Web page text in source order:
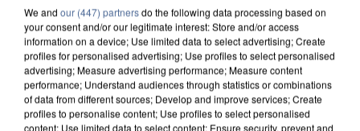
We and our (447) partnersdo the following data processing based on
your consent and/or our legitimate interest: Store and/or access
information on a device; Use limited data to select advertising; Create
profiles for personalised advertising; Use profiles to select personalised
advertising; Measure advertising performance; Measure content
performance; Understand audiences through statistics or combinations
of data from different sources; Develop and improve services; Create
profiles to personalise content; Use profiles to select personalised
content; Use limited data to select content; Ensure security, prevent and